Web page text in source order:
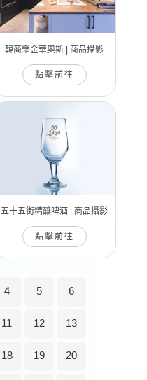
韓商樂金華奧斯 | 商品攝影
點擊前往
五十五街精釀啤酒 | 商品攝影
點擊前往
4 5 6
11 12 13
18 19 20